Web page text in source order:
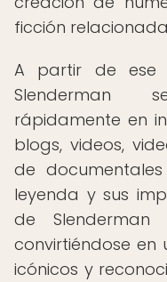
ficción
A partir de ese
Slenderman
rápidamente en
blogs, videos,
de
leyenda y sus
de Slenderman
convirtiéndose en
icónicos y